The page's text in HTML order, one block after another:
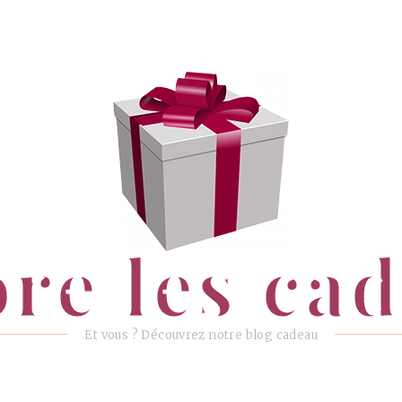
les
Et vous ? Découvrez notre blog cadeau